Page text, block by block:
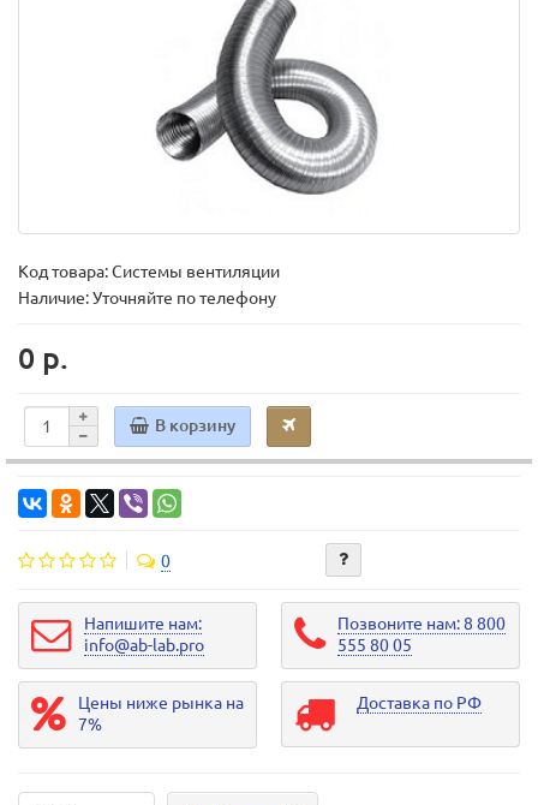
Код товара:Системы вентиляции
Наличие: Уточняйте по телефону
0 р.
В корзину
0
Напишите нам:
info@ab-lab.pro
Позвоните нам: 8 800
555 80 05
Цены ниже рынка на
7%
Доставка по РФ